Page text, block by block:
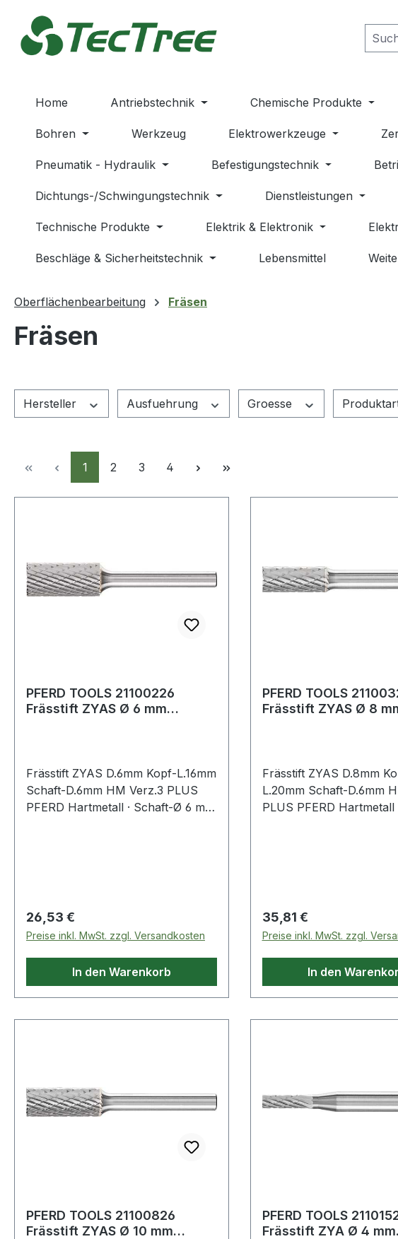
Hauptinhalt springen
Zur Suche springen
Zur Hauptnavigation springen
Home Antriebstechnik Chemische Produkte
Bohren Werkzeug Elektrowerkzeuge
Pneumatik - Hydraulik Befestigungstechnik
Dichtungs-/Schwingungstechnik Dienstleistungen
Technische Produkte Elektrik & Elektronik
Beschläge & Sicherheitstechnik Lebensmittel
Oberflächenbearbeitung Fräsen
Fräsen
Hersteller Ausfuehrung Groesse
Seite
1 Seite
2 Seite
3 Seite
4
PFERD TOOLS 21100226
Frässtift ZYAS Ø 6 mm
Frässtift ZYAS D.6mm Kopf-L.16mm
Schaft-D.6mm HM Verz.3 PLUS
PFERD Hartmetall · Schaft-Ø 6 mm
Regulärer Preis:
26,53 €
Preise inkl. MwSt. zzgl. Versandkosten
In den Warenkorb
PFERD TOOLS
Frässtift ZYAS Ø 8
Frässtift ZYAS D.8mm
L.20mm Schaft-D.6mm
PLUS PFERD Hartmetall
Regulärer Preis:
35,81 €
Preise inkl. MwSt. zzgl.
In den
PFERD TOOLS 21100826
Frässtift ZYAS Ø 10 mm
PFERD TOOLS
Frässtift ZYA Ø 4 mm